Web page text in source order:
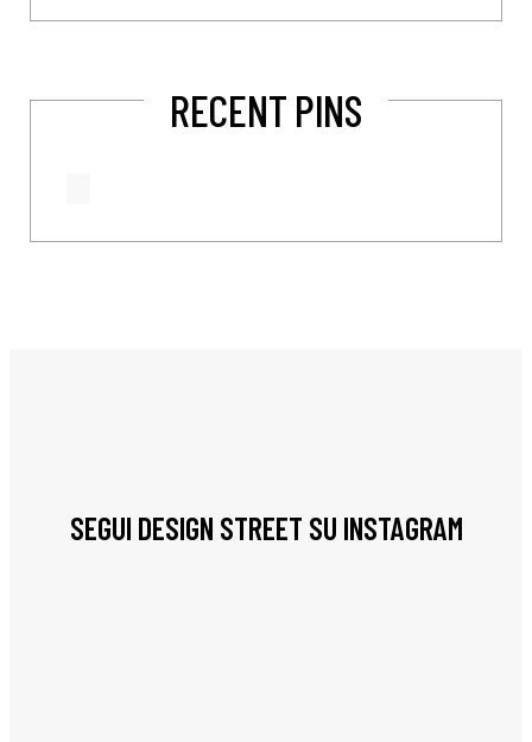
RECENT PINS
SEGUI DESIGN STREET SU INSTAGRAM